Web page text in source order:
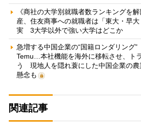
《商社の大学別就職者数ランキングを
産、住友商事への就職者は「東大・早
実 3大学以外で強い大学はどこか
急増する中国企業の“国籍ロンダリング”
Temu…本社機能を海外に移転させ、ト
う 現地人を隠れ蓑にした中国企業の農
懸念も
関連記事